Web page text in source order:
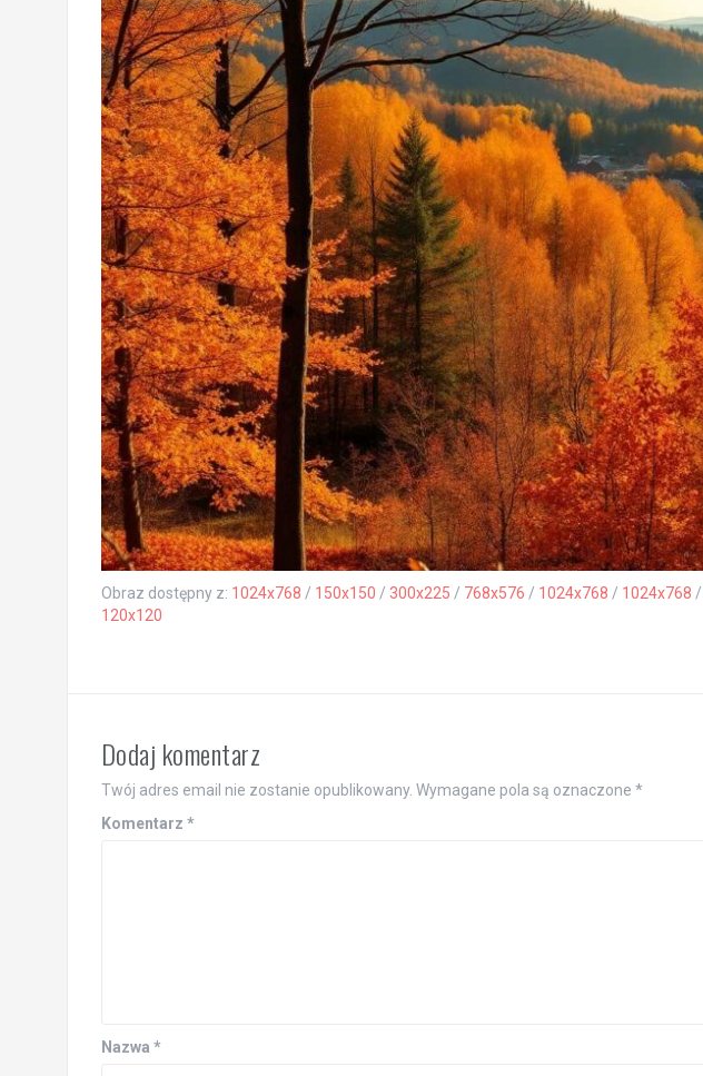
Obraz dostępny z: 1024x768 / 150x150 / 300x225 / 768x576 / 1024x768 / 1024x768 /
120x120
Dodaj komentarz
Twój adres email nie zostanie opublikowany. Wymagane pola są oznaczone *
Komentarz *
Nazwa *